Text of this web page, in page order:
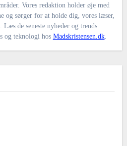
Vores redaktion holder øje med
og sørger for at holde dig, vores læser,
de seneste nyheder og trends
og teknologi hos Madskristensen.dk.